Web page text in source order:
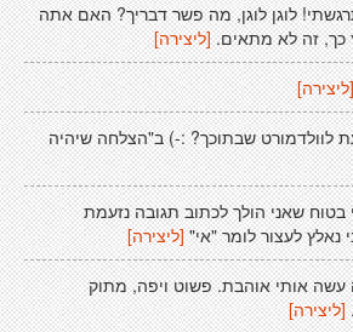
לוגן לוגן, מה פשר דבריך? האם אתה
כך, זה לא מתאים. [ליצירה]
[ליצירה]
לוולדמורט שבתוכך? :-) ב"הצלחה שיהיה
בטוח שאני הולך לכתוב תגובה נזעמת
נאלץ לעצור לומר "אי" [ליצירה]
אותי אוהבת. פשוט ויפה, מתוק
[ליצירה]